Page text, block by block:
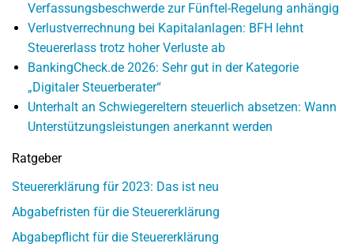
Verfassungsbeschwerde zur Fünftel-Regelung anhängig
Verlustverrechnung bei Kapitalanlagen: BFH lehnt
Steuererlass trotz hoher Verluste ab
BankingCheck.de 2026: Sehr gut in der Kategorie
„Digitaler Steuerberater“
Unterhalt an Schwiegereltern steuerlich absetzen: Wann
Unterstützungsleistungen anerkannt werden
Ratgeber
Steuererklärung für 2023: Das ist neu
Abgabefristen für die Steuererklärung
Abgabepflicht für die Steuererklärung